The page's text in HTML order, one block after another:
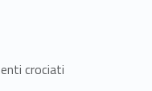
crociati